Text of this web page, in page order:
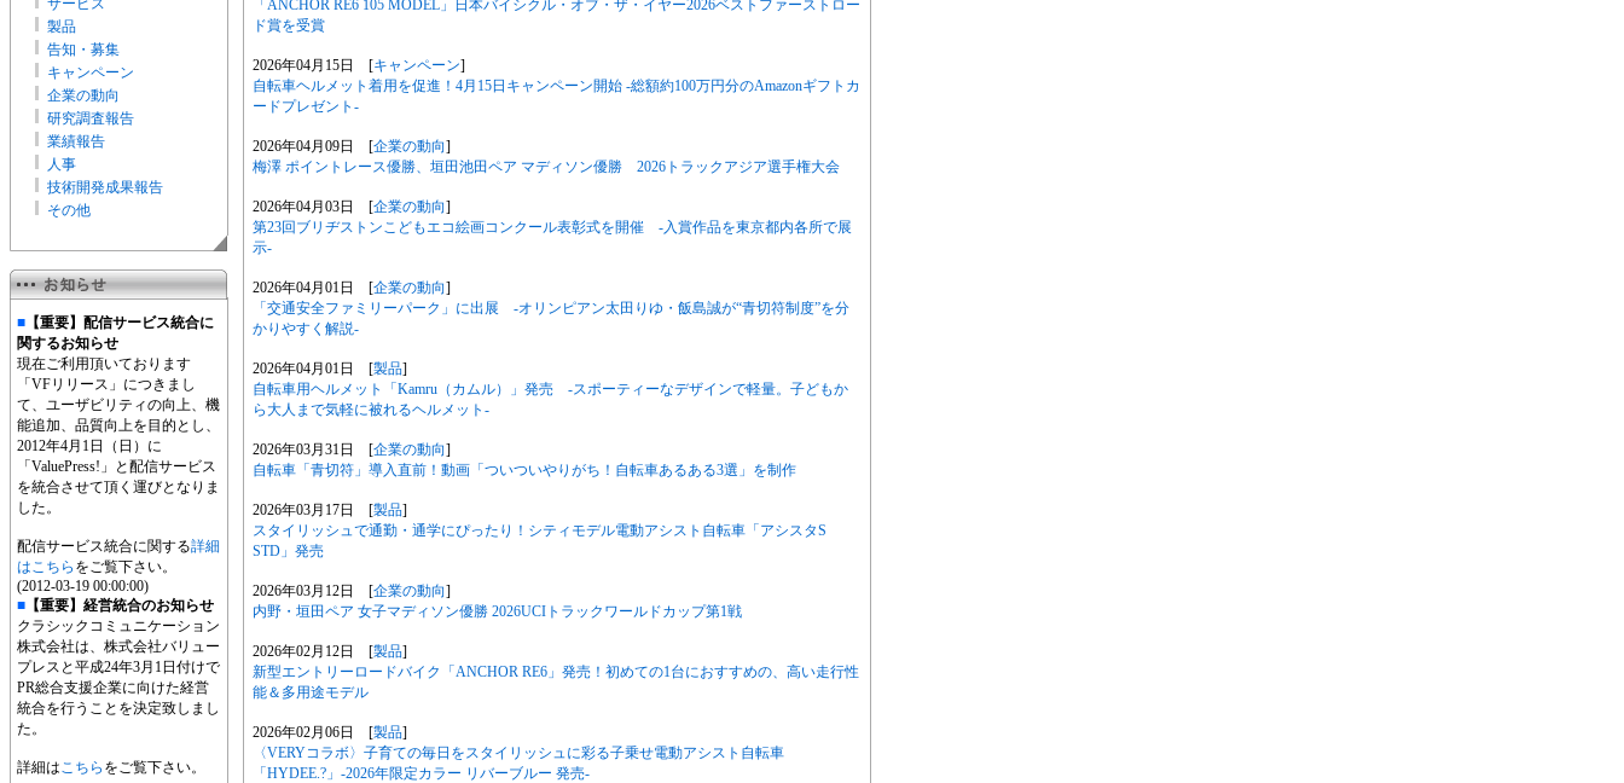
サービス
製品
告知・募集
キャンペーン
企業の動向
研究調査報告
業績報告
人事
技術開発成果報告
その他
■ 【重要】配信サービス統合に
関するお知らせ
現在ご利用頂いております
「VFリリース」につきまし
て、ユーザビリティの向上、機
能追加、品質向上を目的とし、
2012年4月1日（日）に
「ValuePress!」と配信サービス
を統合させて頂く運びとなりま
した。
配信サービス統合に関する詳細
はこちら をご覧下さい。
(2012-03-19 00:00:00)
■ 【重要】経営統合のお知らせ
クラシックコミュニケーション
株式会社は、株式会社バリュー
プレスと平成24年3月1日付けで
PR総合支援企業に向けた経営
統合を行うことを決定致しまし
た。
詳細はこちら をご覧下さい。
「ANCHOR RE6 105 MODEL」日本バイシクル・オブ・ザ・イヤー2026ベストファーストロー
ド賞を受賞
2026年04月15日 [キャンペーン]
自転車ヘルメット着用を促進！4月15日キャンペーン開始 -総額約100万円分のAmazonギフトカ
ードプレゼント-
2026年04月09日 [企業の動向]
梅澤 ポイントレース優勝、垣田池田ペア マディソン優勝 2026トラックアジア選手権大会
2026年04月03日 [企業の動向]
第23回ブリヂストンこどもエコ絵画コンクール表彰式を開催 -入賞作品を東京都内各所で展
示-
2026年04月01日 [企業の動向]
「交通安全ファミリーパーク」に出展 -オリンピアン太田りゆ・飯島誠が“青切符制度”を分
かりやすく解説-
2026年04月01日 [製品]
自転車用ヘルメット「Kamru（カムル）」発売 -スポーティーなデザインで軽量。子どもか
ら大人まで気軽に被れるヘルメット-
2026年03月31日 [企業の動向]
自転車「青切符」導入直前！動画「ついついやりがち！自転車あるある3選」を制作
2026年03月17日 [製品]
スタイリッシュで通勤・通学にぴったり！シティモデル電動アシスト自転車「アシスタS
STD」発売
2026年03月12日 [企業の動向]
内野・垣田ペア 女子マディソン優勝 2026UCIトラックワールドカップ第1戦
2026年02月12日 [製品]
新型エントリーロードバイク「ANCHOR RE6」発売！初めての1台におすすめの、高い走行性
能＆多用途モデル
2026年02月06日 [製品]
〈VERYコラボ〉子育ての毎日をスタイリッシュに彩る子乗せ電動アシスト自転車
「HYDEE.?」-2026年限定カラー リバーブルー 発売-